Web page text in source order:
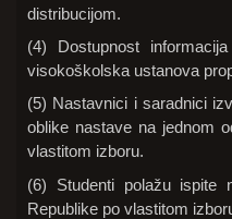
distribucijom.
(4) Dostupnost
visokoškolska ustanova
(5) Nastavnici i saradnici
oblike nastave na jednom
vlastitom izboru.
(6) Studenti polažu ispite
Republike po vlastitom